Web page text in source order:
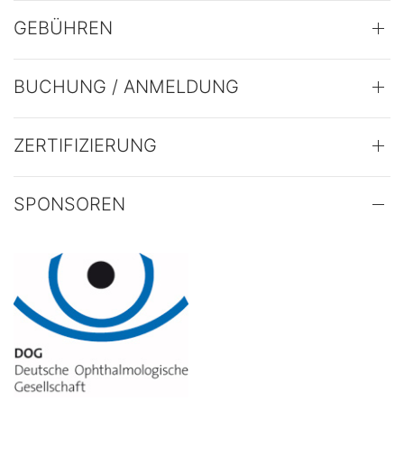
GEBÜHREN
BUCHUNG / ANMELDUNG
ZERTIFIZIERUNG
SPONSOREN